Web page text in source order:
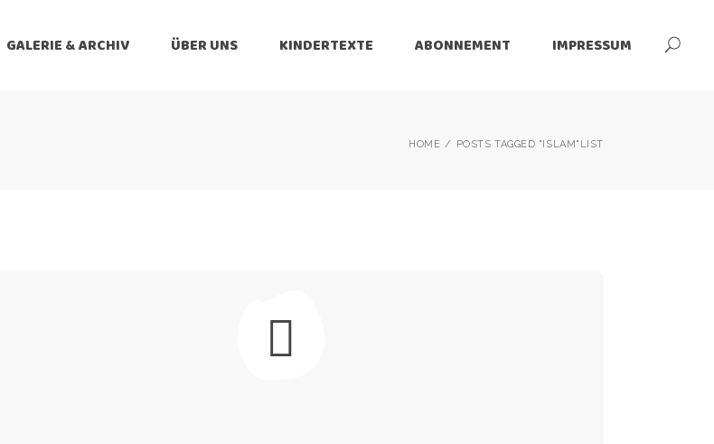
GALERIE & ARCHIV ÜBER UNS KINDERTEXTE ABONNEMENT IMPRESSUM
Lehrleitfaden
Über Uns
HOME POSTS TAGGED "ISLAM" LIST